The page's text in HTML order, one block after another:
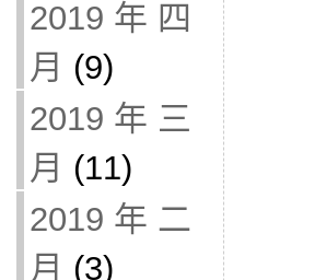
2019 年 四
月 (9)
2019 年 三
月 (11)
2019 年 二
月 (3)